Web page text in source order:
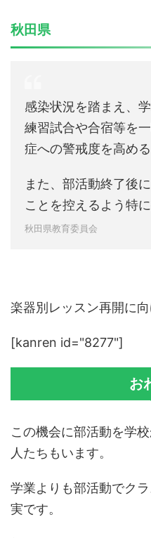
秋田県
感染状況を踏まえ、
練習試合や合宿等を
症への警戒度を高める
また、部活動終了後
ことを控えるよう特
秋田県教育委員会
楽器別レッスン再開に
[kanren id="8277"]
お
この機会に部活動を学
人たちもいます。
学業よりも部活動でク
実です。